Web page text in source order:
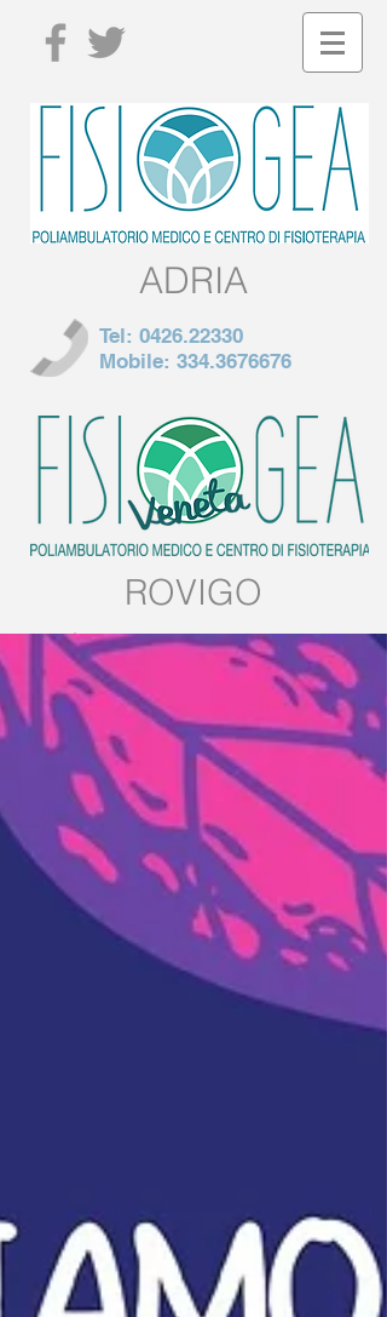
ADRIA
Tel: 0426.22330
Mobile: 334.3676676
ROVIGO
Tel:0425.539382
Mobile:
389.5728858